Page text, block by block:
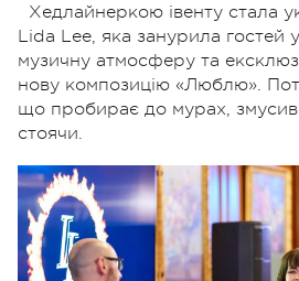
Хедлайнеркою івенту стала
Lida Lee, яка занурила гостей
музичну атмосферу та
нову композицію «Люблю».
що пробирає до мурах, змусив
стоячи.